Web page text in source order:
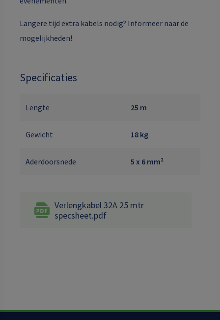
Langere tijd extra kabels nodig? Informeer naar de
mogelijkheden!
Specificaties
Lengte 25 m
Gewicht 18 kg
Aderdoorsnede 5 x 6 mm²
Verlengkabel 32A 25 mtr
specsheet.pdf